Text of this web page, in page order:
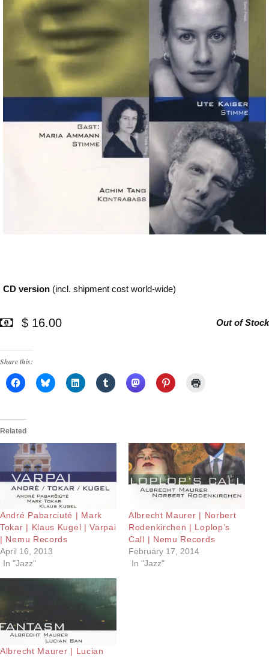
CD version (incl. shipment cost world-wide)
$ 16.00 Out of Stock
Share this:
Related
André Pabarciuté | Mark
Tokar | Klaus Kugel | Varpai
| Nemu Records
April 16, 2013
In "Jazz"
Albrecht Maurer | Norbert
Rodenkirchen | Loplop’s
Call | Nemu Records
February 17, 2014
In "Jazz"
Albrecht Maurer | Lucian